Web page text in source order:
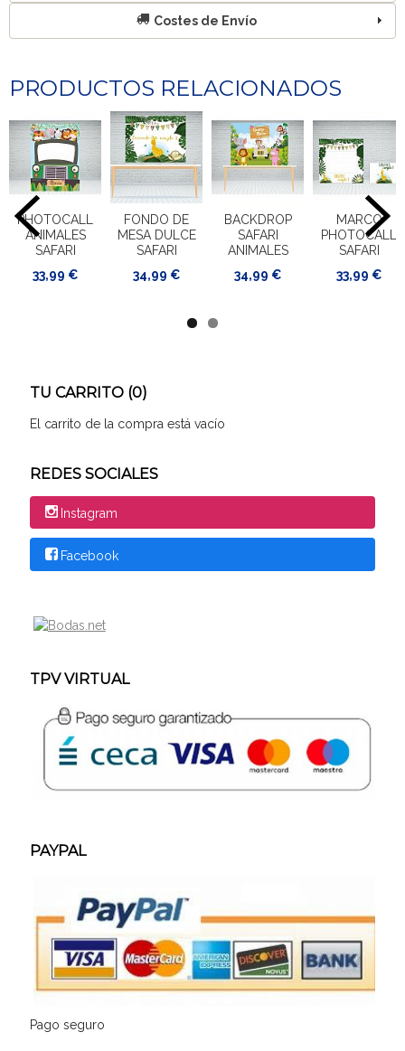
TU CARRITO (0)
El carrito de la compra está vacío
REDES SOCIALES
Instagram
Facebook
TPV VIRTUAL
PAYPAL
Pago seguro
Costes de Envío
PRODUCTOS RELACIONADOS
PHOTOCALL
ANIMALES
SAFARI
33,99 €
FONDO DE
MESA DULCE
SAFARI
34,99 €
BACKDROP
SAFARI
ANIMALES
34,99 €
MARCO
PHOTOCALL
SAFARI
33,99 €